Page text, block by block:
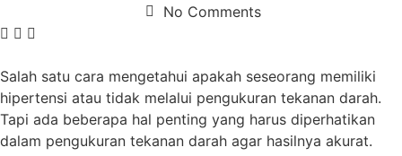
No Comments
Salah satu cara mengetahui apakah seseorang memiliki
hipertensi atau tidak melalui pengukuran tekanan darah.
Tapi ada beberapa hal penting yang harus diperhatikan
dalam pengukuran tekanan darah agar hasilnya akurat.